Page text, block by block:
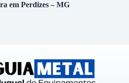
em Perdizes – MG